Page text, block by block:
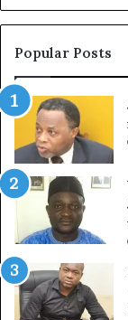
à
la
conquête
marché
des
entreprises
Popular Posts